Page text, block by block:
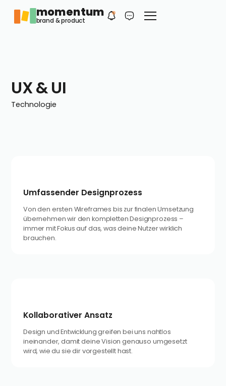
momentum
brand & product
Philip
Dein erster Kontakt
UX & UI
Technologie
Umfassender Designprozess
Von den ersten Wireframes bis zur finalen Umsetzung
übernehmen wir den kompletten Designprozess –
immer mit Fokus auf das, was deine Nutzer wirklich
brauchen.
Kollaborativer Ansatz
Design und Entwicklung greifen bei uns nahtlos
ineinander, damit deine Vision genauso umgesetzt
wird, wie du sie dir vorgestellt hast.